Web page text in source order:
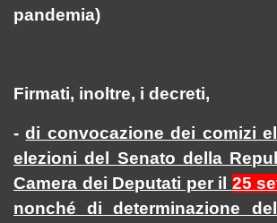
pandemia)
Firmati, inoltre, i decreti,
-di convocazione dei comizi
elezioni del Senato della
Camera dei Deputati per il 25
nonché di determinazione